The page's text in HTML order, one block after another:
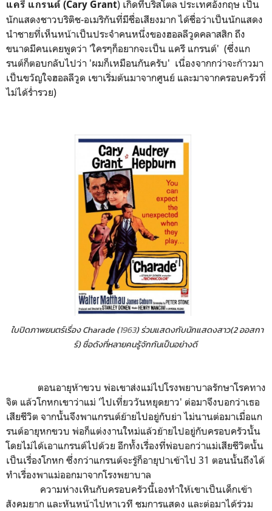
แครี แกรนต์ (Cary Grant) เกิดที่บริสโตล ประเทศอังกฤษ เป็น
นักแสดงชาวบริติช-อเมริกันที่มีชื่อเสียงมาก ได้ชื่อว่าเป็นนักแสดง
นำชายที่เห็นหน้าเป็นประจำคนหนึ่งของฮอลลีวูดคลาสสิก ถึง
ขนาดมีคนเคยพูดว่า 'ใครๆก็อยากจะเป็น แครี แกรนต์' (ซึ่งแก
รนต์ก็ตอบกลับไปว่า 'ผมก็เหมือนกันครับ' เนื่องจากกว่าจะก้าวมา
เป็นขวัญใจฮอลลีวูด เขาเริ่มต้นมาจากศูนย์ และมาจากครอบครัวที่
ไม่ได้ร่ำรวย)
ใบปิดภาพยนตร์เรื่อง Charade(1963) ร่วมแสดงกับนักแสดงสาว(2 ออสกา
ร์) ชื่อดังที่หลายคนรู้จักกันเป็นอย่างดี
ตอนอายุห้าขวบ พ่อเขาส่งแม่ไปโรงพยาบาลรักษาโรคทาง
จิต แล้วโกหกเขาว่าแม่ 'ไปเที่ยววันหยุดยาว' ต่อมาจึงบอกว่าเธอ
เสียชีวิต จากนั้นจึงพาแกรนต์ย้ายไปอยู่กับย่า ไม่นานต่อมาเมื่อแก
รนต์อายุหกขวบ พ่อก็แต่งงานใหม่แล้วย้ายไปอยู่กับครอบครัวนั้น
โดยไม่ได้เอาแกรนต์ไปด้วย อีกทั้งเรื่องที่พ่อบอกว่าแม่เสียชีวิตนั้น
เป็นเรื่องโกหก ซึ่งกว่าแกรนต์จะรู้ก็อายุปาเข้าไป 31 ตอนนั้นถึงได้
ทำเรื่องพาแม่ออกมาจากโรงพยาบาล
ความห่างเหินกับครอบครัวนี้เองทำให้เขาเป็นเด็กเข้า
สังคมยาก และหันหน้าไปหาเวที ชมการแสดง และต่อมาได้ร่วม